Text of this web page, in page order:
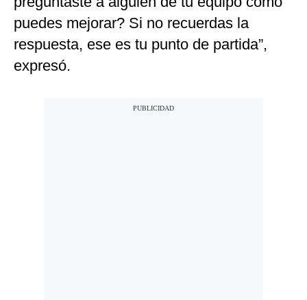
puedes mejorar? Si no recuerdas la
respuesta, ese es tu punto de partida”,
expresó.